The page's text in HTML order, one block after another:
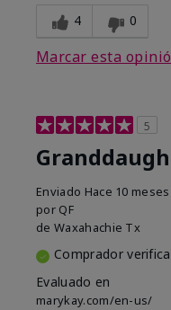
4 0
Marcar esta
5
Enviado Hace 10 meses
por QF
de Waxahachie Tx
Comprador
Evaluado en
marykay.com/en-us/